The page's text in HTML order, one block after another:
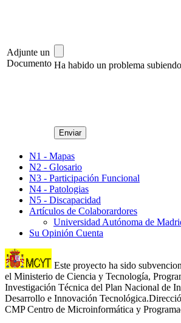
Adjunte un
Documento Ha habido un problema
N1 - Mapas
N2 - Glosario
N3 - Participación Funcional
N4 - Patologias
N5 - Discapacidad
Artículos de Colaborardores
Universidad Autónoma de
Su Opinión Cuenta
Este proyecto ha sido
el Ministerio de Ciencia y Tecnología,
Investigación Técnica del Plan Nacional de
Desarrollo e Innovación
CMP Centro de Microinformática y